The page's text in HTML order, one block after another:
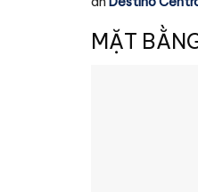
MẶT